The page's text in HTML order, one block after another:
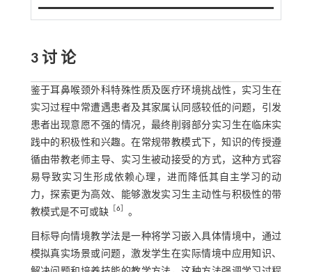
3 讨 论
鉴于耳鼻喉颈外科特殊性质及医疗环境挑战性，实习生在
实习过程中常遭遇患者及其家属认同感较低的问题，引发
患者出现意愿不强的情况，最终削弱部分实习生在临床实
践中的积极性和兴趣。在常规带教模式下，知识的传授遵
循由带教老师主导、实习生被动接受的方式，这种方式容
易导致实习生形成依赖心理，进而降低其自主学习的动
力，探索更为高效、能够激发实习生主动性与积极性的带
教模式是不可或缺 ［6］ 。
目标导向情境教学法是一种将学习嵌入具体情境中，通过
模拟真实场景或问题，激发学生在实际情境中应用知识、